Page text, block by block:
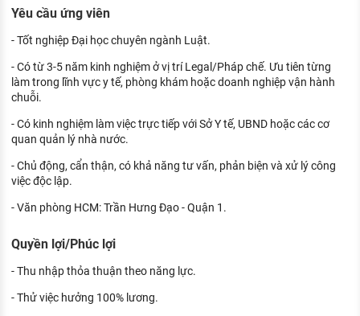
XÂY DỰNG VÀ PHÁT TRIỂN ĐỘI NGŨ
NHÂN SỰ
TUYỂN DỤNG VIỆC LÀM
Yêu cầu ứng viên
- Tốt nghiệp Đại học chuyên ngành Luật.
- Có từ 3-5 năm kinh nghiệm ở vị trí Legal/Pháp chế. Ưu tiên từng
làm trong lĩnh vực y tế, phòng khám hoặc doanh nghiệp vận hành
chuỗi.
- Có kinh nghiệm làm việc trực tiếp với Sở Y tế, UBND hoặc các cơ
quan quản lý nhà nước.
- Chủ động, cẩn thận, có khả năng tư vấn, phản biện và xử lý công
việc độc lập.
- Văn phòng HCM: Trần Hưng Đạo - Quận 1.
Quyền lợi/Phúc lợi
- Thu nhập thỏa thuận theo năng lực.
- Thử việc hưởng 100% lương.